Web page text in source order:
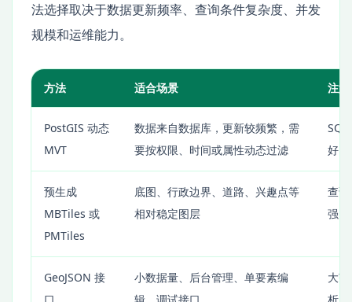
法选择取决于数据更新频率、查询条件复杂度、并发
规模和运维能力。
方法 适合场景 注
PostGIS 动态
MVT
数据来自数据库，更新较频繁，需
要按权限、时间或属性动态过滤
好
预生成
MBTiles 或
PMTiles
底图、行政边界、道路、兴趣点等
相对稳定图层
查
强
GeoJSON 接
小数据量、后台管理、单要素编
大